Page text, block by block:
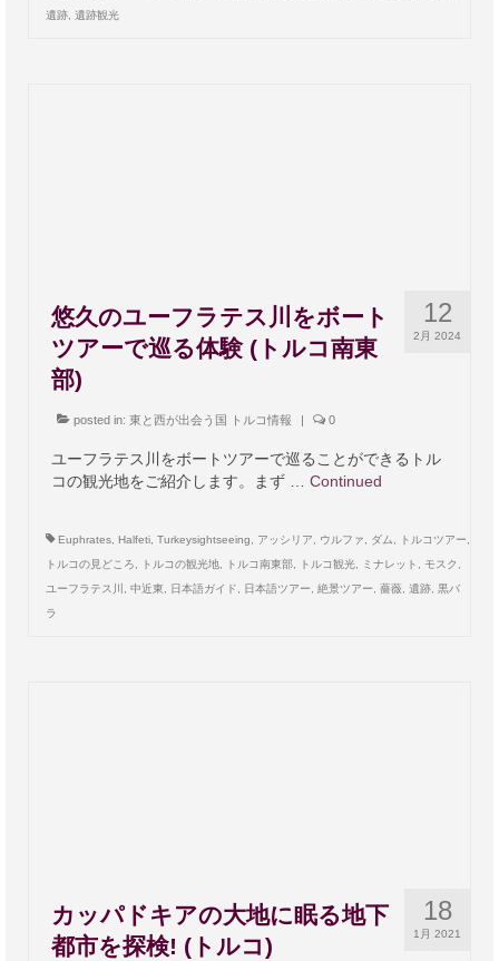
遺跡, 遺跡観光
12
2月 2024
悠久のユーフラテス川をボート
ツアーで巡る体験 (トルコ南東
部)
posted in: 東と西が出会う国 トルコ情報 0
ユーフラテス川をボートツアーで巡ることができるトル
コの観光地をご紹介します。まず … Continued
Euphrates, Halfeti, Turkeysightseeing, アッシリア, ウルファ, ダム, トルコツアー,
トルコの見どころ, トルコの観光地, トルコ南東部, トルコ観光, ミナレット , モスク ,
ユーフラテス川 , 中近東, 日本語ガイド, 日本語ツアー, 絶景ツアー, 薔薇, 遺跡, 黒バ
ラ
18
1月 2021
カッパドキアの大地に眠る地下
都市を探検! (トルコ)